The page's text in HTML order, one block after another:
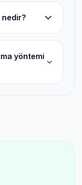
nedir?
yöntemi